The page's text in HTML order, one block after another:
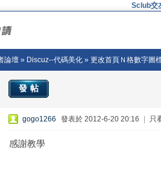
Sclub交
論壇» Discuz--代碼美化» 更改首頁Ｎ格數字圖
發帖
gogo1266 發表於 2012-6-20 20:16 只
感謝教學